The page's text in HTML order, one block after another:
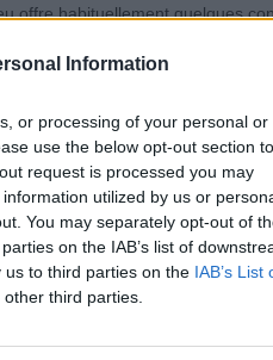
Information
or processing of your personal or
use the below opt-out section to
request is processed you may
utilized by us or
You may separately opt-out of
on the IAB’s list of
to third parties on the IAB’s List
third parties.
offre habituellement quelques
il peut jeter un oeil sur le site
Ci-dessous, nous avons posté
donné.